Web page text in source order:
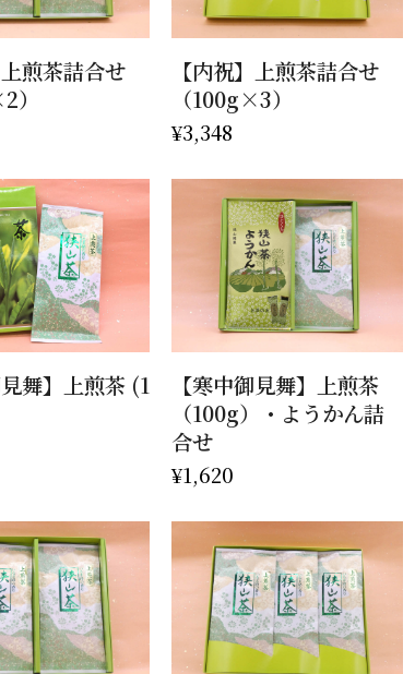
物カゴに追加
上煎茶詰合せ
）
お買い物カゴに追加
【内祝】上煎茶詰合せ
（100g×3）
¥3,348
物カゴに追加
見舞】上煎茶 (1
お買い物カゴに追加
【寒中御見舞】上煎茶
（100g）・ようかん詰
合せ
¥1,620